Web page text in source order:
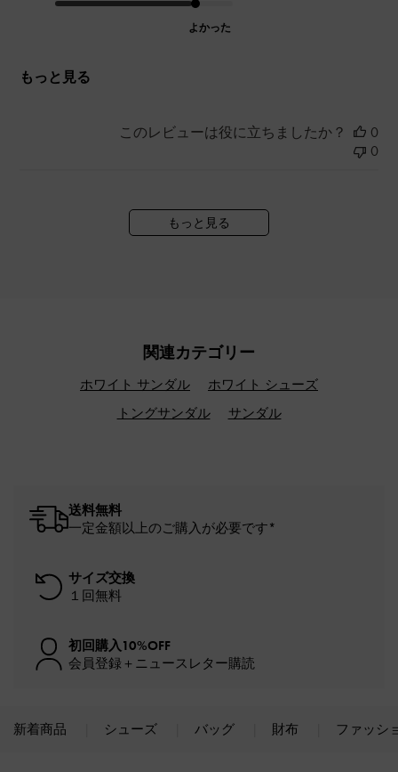
よかった
もっと見る
このレビューは役に立ちましたか？
0
0
もっと見る
関連カテゴリー
ホワイト サンダル
ホワイト シューズ
トングサンダル
サンダル
送料無料
一定金額以上のご購入が必要です*
サイズ交換
１回無料
初回購入10%OFF
会員登録＋ニュースレター購読
新着商品 シューズ バッグ 財布 ファッシ